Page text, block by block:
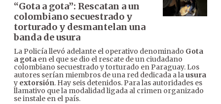
“Gota a gota”: Rescatan a un
colombiano secuestrado y
torturado y desmantelan una
banda de usura
La Policía llevó adelante el operativo denominado Gota
a gota en el que se dio el rescate de un ciudadano
colombiano secuestrado y torturado en Paraguay. Los
autores serían miembros de una red dedicada a lausura
y extorsión. Hay seis detenidos. Para las autoridades es
llamativo que la modalidad ligada al crimen organizado
se instale en el país.